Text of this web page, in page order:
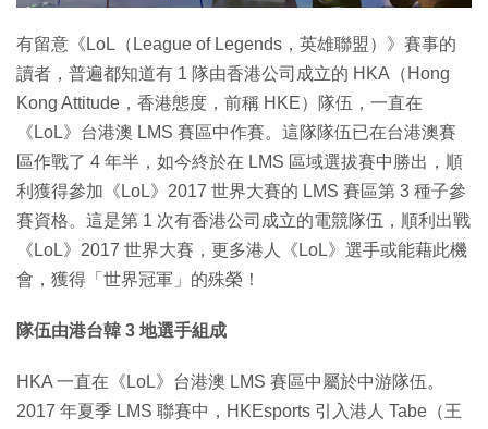
有留意《LoL（League of Legends，英雄聯盟）》賽事的
讀者，普遍都知道有 1 隊由香港公司成立的 HKA（Hong
Kong Attitude，香港態度，前稱 HKE）隊伍，一直在
《LoL》台港澳 LMS 賽區中作賽。這隊隊伍已在台港澳賽
區作戰了 4 年半，如今終於在 LMS 區域選拔賽中勝出，順
利獲得參加《LoL》2017 世界大賽的 LMS 賽區第 3 種子參
賽資格。這是第 1 次有香港公司成立的電競隊伍，順利出戰
《LoL》2017 世界大賽，更多港人《LoL》選手或能藉此機
會，獲得「世界冠軍」的殊榮！
隊伍由港台韓 3 地選手組成
HKA 一直在《LoL》台港澳 LMS 賽區中屬於中游隊伍。
2017 年夏季 LMS 聯賽中，HKEsports 引入港人 Tabe（王